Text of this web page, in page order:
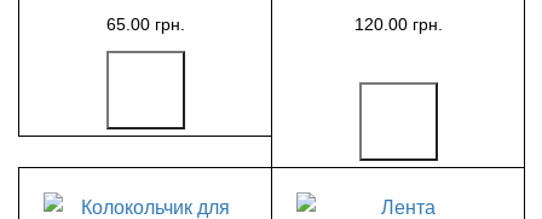
65.00 грн. 120.00 грн.